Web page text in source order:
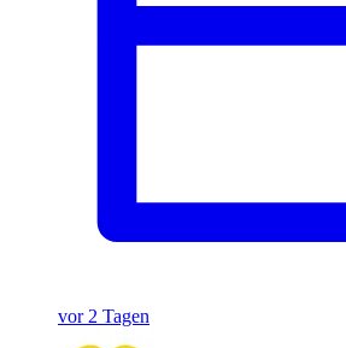
vor 2 Tagen